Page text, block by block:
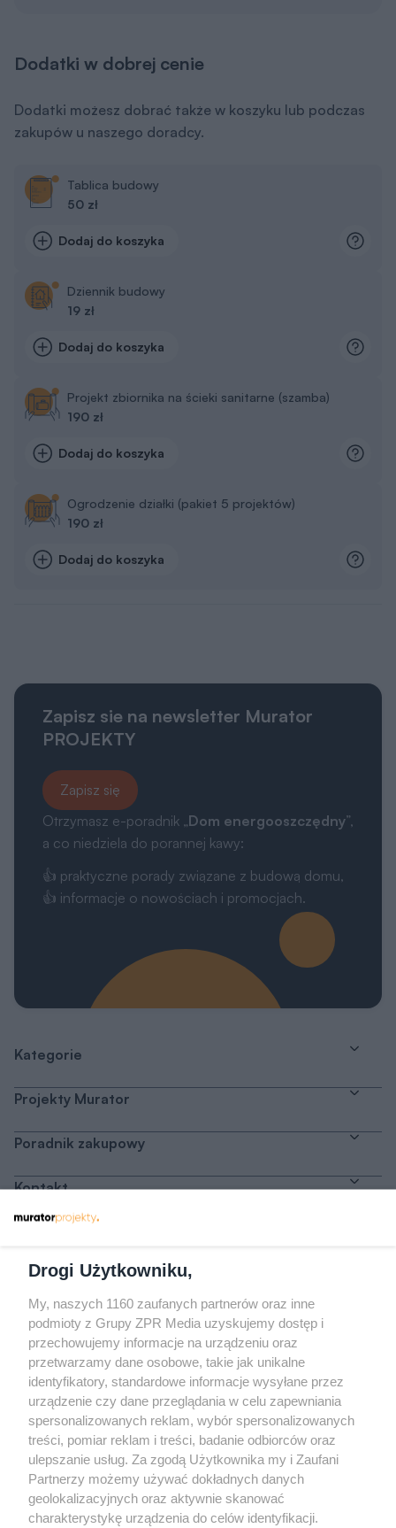
Dodatki w dobrej cenie
Dodatki możesz dobrać także w koszyku lub podczas
zakupów u naszego doradcy.
Tablica budowy
50 zł
Dodaj do koszyka
Dziennik budowy
19 zł
Dodaj do koszyka
Projekt zbiornika na ścieki sanitarne (szamba)
190 zł
Dodaj do koszyka
Ogrodzenie działki (pakiet 5 projektów)
190 zł
Dodaj do koszyka
Zapisz sie na newsletter Murator
PROJEKTY
Zapisz się
Otrzymasz e-poradnik „Dom energooszczędny”,
a co niedziela do porannej kawy:
👍 praktyczne porady związane z budową domu,
👍 informacje o nowościach i promocjach.
Kategorie
Projekty Murator
Poradnik zakupowy
Kontakt
Odwiedź grupę na Facebooku
Gdybym budował drugi raz - mądry Polak
przed budową
Forum Muratora
Drogi Użytkowniku,
My, naszych 1160 zaufanych partnerów oraz inne
podmioty z Grupy ZPR Media uzyskujemy dostęp i
przechowujemy informacje na urządzeniu oraz
przetwarzamy dane osobowe, takie jak unikalne
identyfikatory, standardowe informacje wysyłane przez
urządzenie czy dane przeglądania w celu zapewniania
spersonalizowanych reklam, wybór spersonalizowanych
treści, pomiar reklam i treści, badanie odbiorców oraz
ulepszanie usług. Za zgodą Użytkownika my i Zaufani
Partnerzy możemy używać dokładnych danych
geolokalizacyjnych oraz aktywnie skanować
charakterystykę urządzenia do celów identyfikacji.